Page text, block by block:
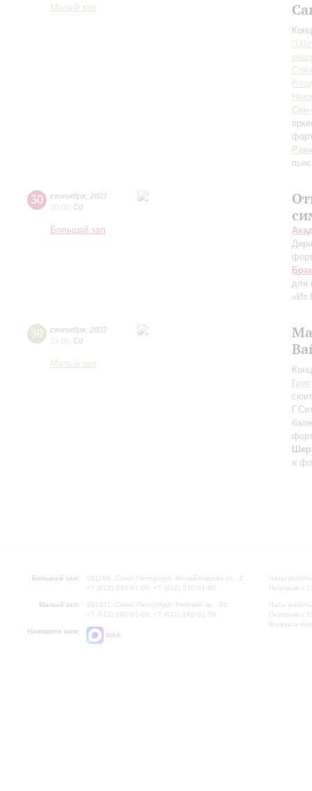
Малый зал
30 сентября 2023
20:00 Сб
Большой зал
для
«Из
30 сентября 2023
19:00 Сб
Малый зал
Григ
Шер
и
Большой зал:
191186, Санкт-Петербург, Михайловская ул., 2
+7 (812) 240-01-00, +7 (812) 240-01-80
Малый зал:
191011, Санкт-Петербург, Невский пр., 30
+7 (812) 240-01-00, +7 (812) 240-01-70
Напишите нам:
MAX
Часы
Перерыв с
Часы
Перерыв с
Вопросы